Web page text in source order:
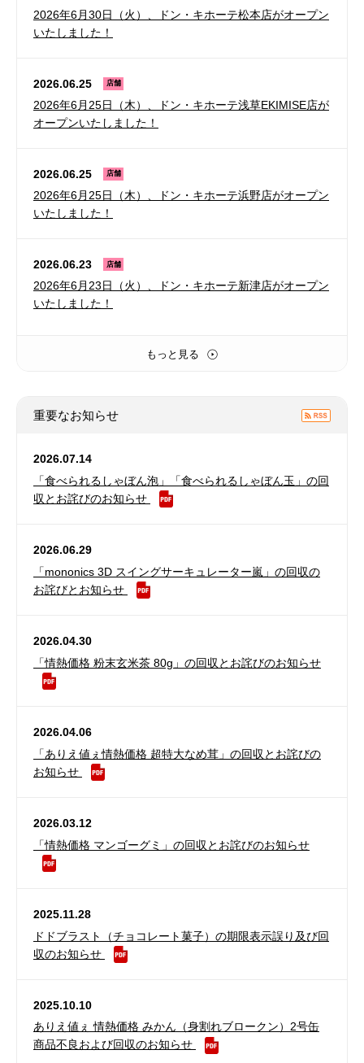
2026年6月30日（火）、ドン・キホーテ松本店がオープン
いたしました！
2026.06.25 店舗
2026年6月25日（木）、ドン・キホーテ浅草EKIMISE店が
オープンいたしました！
2026.06.25 店舗
2026年6月25日（木）、ドン・キホーテ浜野店がオープン
いたしました！
2026.06.23 店舗
2026年6月23日（火）、ドン・キホーテ新津店がオープン
いたしました！
もっと見る
重要なお知らせ
2026.07.14
「食べられるしゃぼん泡」「食べられるしゃぼん玉」の回
収とお詫びのお知らせ
2026.06.29
「mononics 3D スイングサーキュレーター嵐」の回収の
お詫びとお知らせ
2026.04.30
「情熱価格 粉末玄米茶 80g」の回収とお詫びのお知らせ
2026.04.06
「ありえ値ぇ情熱価格 超特大なめ茸」の回収とお詫びの
お知らせ
2026.03.12
「情熱価格 マンゴーグミ」の回収とお詫びのお知らせ
2025.11.28
ドドブラスト（チョコレート菓子）の期限表示誤り及び回
収のお知らせ
2025.10.10
ありえ値ぇ 情熱価格 みかん（身割れブロークン）2号缶
商品不良および回収のお知らせ